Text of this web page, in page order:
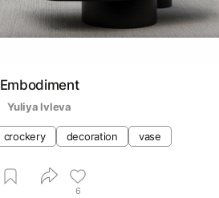
Embodiment
Yuliya Ivleva
crockery decoration vase
6